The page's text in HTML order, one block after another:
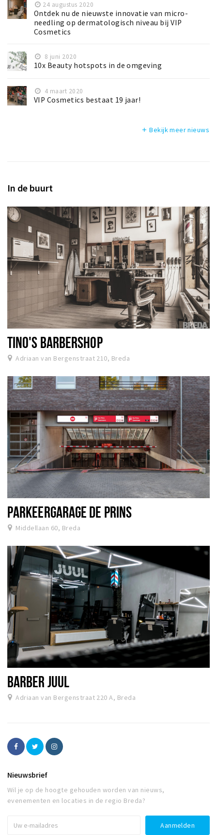
24 augustus 2020
Ontdek nu de nieuwste innovatie van micro-
needling op dermatologisch niveau bij VIP
Cosmetics
8 juni 2020
10x Beauty hotspots in de omgeving
4 maart 2020
VIP Cosmetics bestaat 19 jaar!
add Bekijk meer nieuws
In de buurt
TINO'S BARBERSHOP
Adriaan van Bergenstraat 210, Breda
PARKEERGARAGE DE PRINS
Middellaan 60, Breda
BARBER JUUL
Adriaan van Bergenstraat 220 A, Breda
Nieuwsbrief
Wil je op de hoogte gehouden worden van nieuws,
evenementen en locaties in de regio Breda?